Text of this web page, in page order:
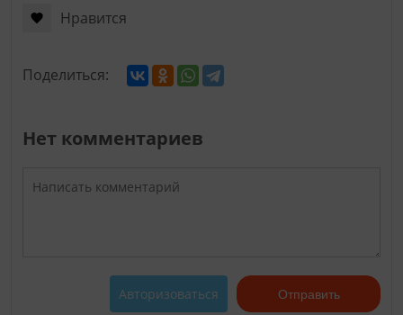
Нравится
Поделиться:
Нет комментариев
Авторизоваться Отправить